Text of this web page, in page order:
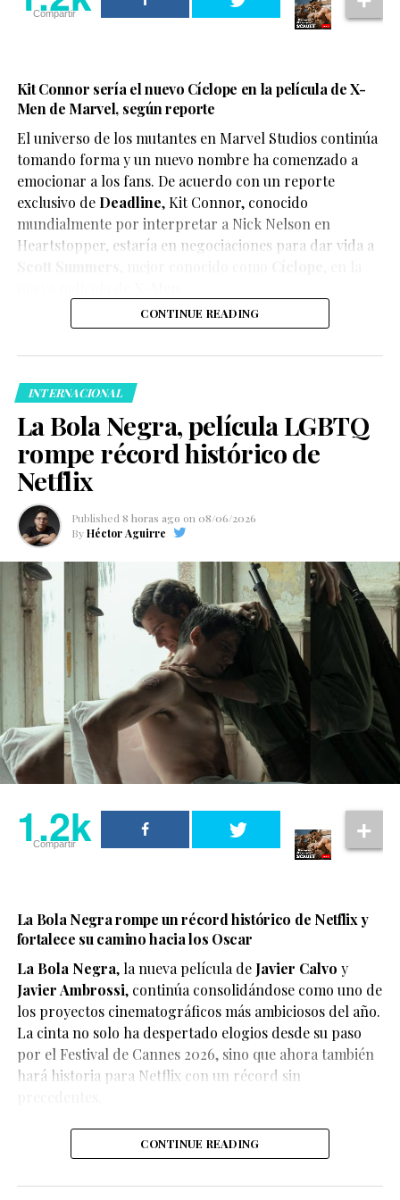
Compartir
Kit Connor sería el nuevo Cíclope en la película de X-
Men de Marvel, según reporte
El universo de los mutantes en Marvel Studios continúa
tomando forma y un nuevo nombre ha comenzado a
emocionar a los fans. De acuerdo con un reporte
exclusivo de Deadline,Kit Connor, conocido
mundialmente por interpretar a Nick Nelson en
Heartstopper, estaría en negociaciones para dar vida a
Según el medio estadounidense, Marvel Studios realizó
para interpretar al líder de los mutantes en el esperado
reinicio de la franquicia.
CONTINUE READING
INTERNACIONAL
La Bola Negra, película LGBTQ
rompe récord histórico de
Netflix
Published 8 horas ago on 08/06/2026
By Héctor Aguirre
1.2k
Compartir
La Bola Negra rompe un récord histórico de Netflix y
fortalece su camino hacia los Oscar
La Bola Negra, la nueva película de Javier Calvo y
Javier Ambrossi, continúa consolidándose como uno de
los proyectos cinematográficos más ambiciosos del año.
La cinta no solo ha despertado elogios desde su paso
por el Festival de Cannes 2026, sino que ahora también
hará historia para Netflix con un récord sin
CONTINUE READING